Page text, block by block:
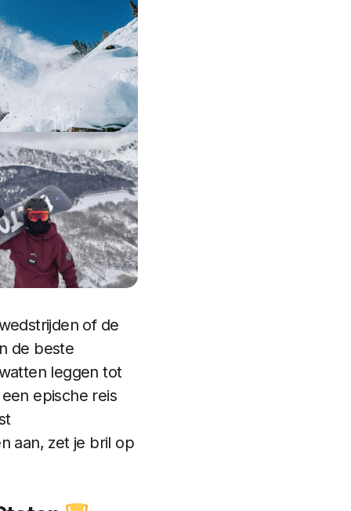
of de
de beste
leggen tot
epische reis
aan, zet je bril op